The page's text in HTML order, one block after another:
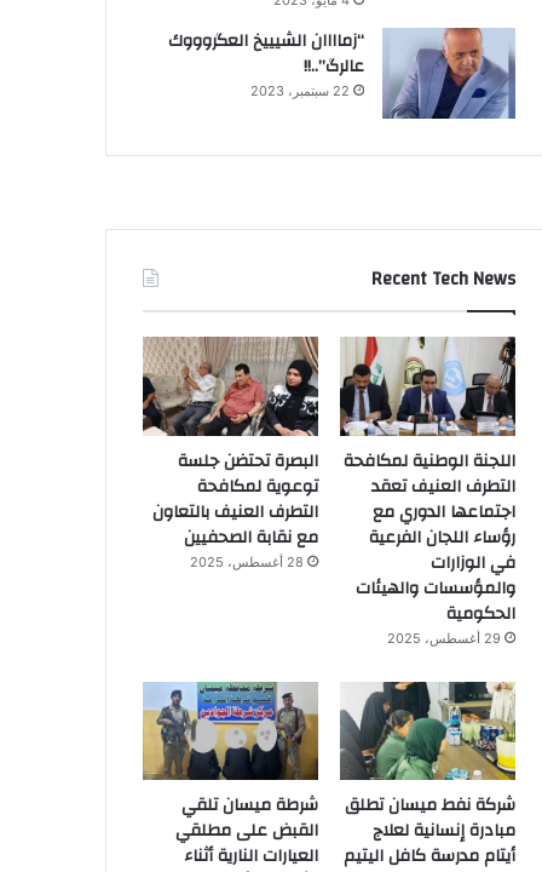
“زماااان الشيييخ العگروووك
عالرگ”..!!
22 سبتمبر، 2023
Recent Tech News
اللجنة الوطنية لمكافحة
التطرف العنيف تعقد
اجتماعها الدوري مع
رؤساء اللجان الفرعية
في الوزارات
والمؤسسات والهيئات
الحكومية
29 أغسطس، 2025
البصرة تحتضن جلسة
توعوية لمكافحة
التطرف العنيف بالتعاون
مع نقابة الصحفيين
28 أغسطس، 2025
شركة نفط ميسان تطلق
مبادرة إنسانية لعلاج
أيتام مدرسة كافل اليتيم
شرطة ميسان تلقي
القبض على مطلقي
العيارات النارية أثناء